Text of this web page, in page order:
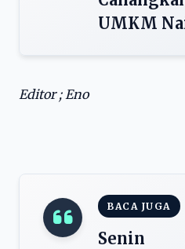
UMKM
Editor ; Eno
BACA JUGA
Senin